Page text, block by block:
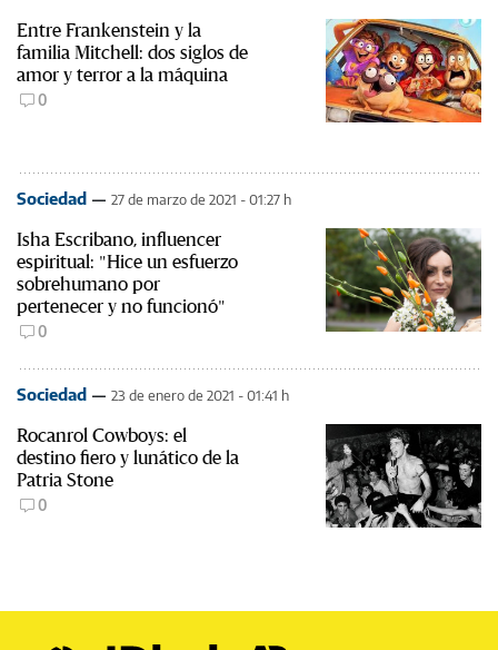
Entre Frankenstein y la
familia Mitchell: dos siglos de
amor y terror a la máquina
0
Sociedad 27 de marzo de 2021 - 01:27 h
Isha Escribano, influencer
espiritual: "Hice un esfuerzo
sobrehumano por
pertenecer y no funcionó"
0
Sociedad 23 de enero de 2021 - 01:41 h
Rocanrol Cowboys: el
destino fiero y lunático de la
Patria Stone
0